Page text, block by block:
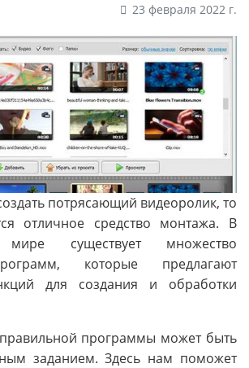
23 февраля 2022 г.
потрясающий видеоролик, то
отличное средство монтажа. В
мире существует множество
которые предлагают
для создания и обработки
программы может быть
заданием. Здесь нам поможет